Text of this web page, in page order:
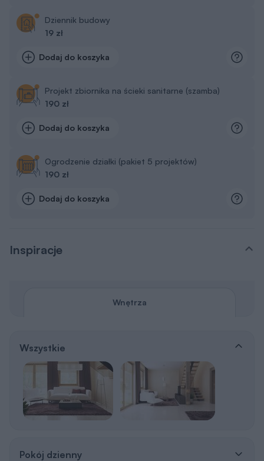
Dziennik budowy
19 zł
Dodaj do koszyka
Projekt zbiornika na ścieki sanitarne (szamba)
190 zł
Dodaj do koszyka
Ogrodzenie działki (pakiet 5 projektów)
190 zł
Dodaj do koszyka
Inspiracje
Wnętrza
Wszystkie
Pokój dzienny